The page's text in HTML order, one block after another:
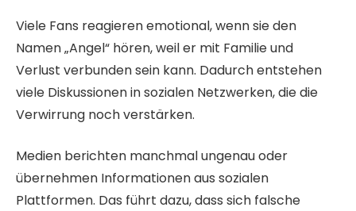
Viele Fans reagieren emotional, wenn sie den
Namen „Angel“ hören, weil er mit Familie und
Verlust verbunden sein kann. Dadurch entstehen
viele Diskussionen in sozialen Netzwerken, die die
Verwirrung noch verstärken.
Medien berichten manchmal ungenau oder
übernehmen Informationen aus sozialen
Plattformen. Das führt dazu, dass sich falsche